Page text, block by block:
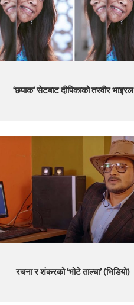
‘छपाक’ सेटबाट दीपिकाको तस्वीर भाइरल
रचना र शंकरको ‘भोटे ताल्चा’ (भिडियो)